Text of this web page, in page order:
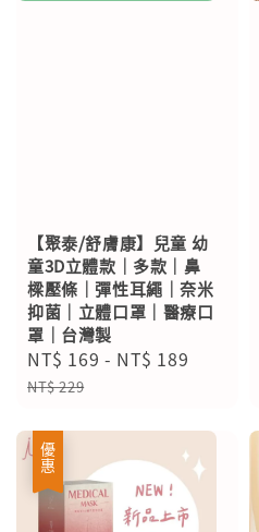
【聚泰/舒膚康】兒童 幼
童3D立體款｜多款｜鼻
樑壓條｜彈性耳繩｜奈米
抑菌｜立體口罩｜醫療口
罩｜台灣製
Sale
price
NT$ 169 - NT$ 189
NT$ 229
優惠